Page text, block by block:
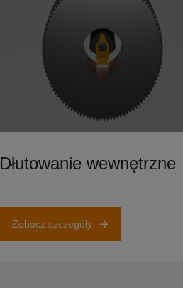
Dłutowanie wewnętrzne
Zobacz szczegóły